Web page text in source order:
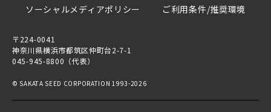
ソーシャルメディアポリシー
ご利用条件/推奨環境
〒224-0041
神奈川県横浜市都筑区仲町台2-7-1
045-945-8800（代表）
© SAKATA SEED CORPORATION 1993-2026